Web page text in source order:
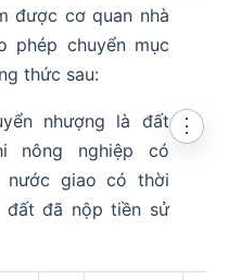
được cơ quan nhà
phép chuyển mục
thức sau:
nhượng là đất
nông nghiệp có
nước giao có thời
đất đã nộp tiền sử
⋮